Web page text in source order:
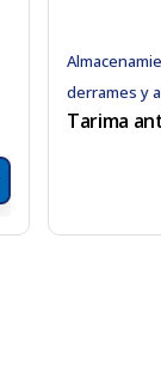
derrames y
Tarima